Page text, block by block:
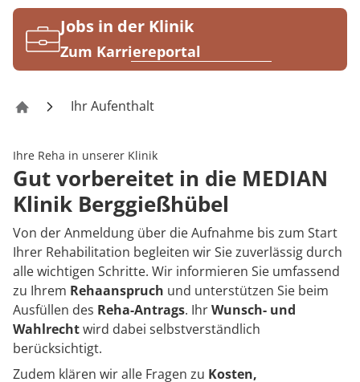
KarriereJobs in der Klinik
Zum Karriereportal
Klinik Berggießhübel
Ihr Aufenthalt
Ihre Reha in unserer Klinik
Gut vorbereitet in die MEDIAN
Klinik Berggießhübel
Von der Anmeldung über die Aufnahme bis zum Start
Ihrer Rehabilitation begleiten wir Sie zuverlässig durch
alle wichtigen Schritte. Wir informieren Sie umfassend
zu Ihrem Rehaanspruch und unterstützen Sie beim
Ausfüllen des Reha-Antrags. IhrWunsch- und
Wahlrechtwird dabei selbstverständlich
berücksichtigt.
Zudem klären wir alle Fragen zu Kosten,